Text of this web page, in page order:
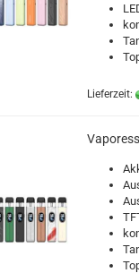
Lieferzeit: